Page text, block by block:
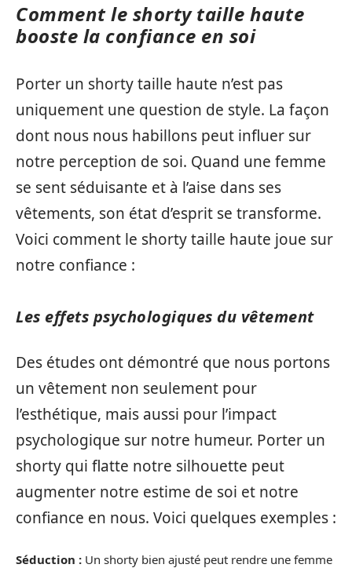
Comment le shorty taille haute
booste la confiance en soi
Porter un shorty taille haute n’est pas
uniquement une question de style. La façon
dont nous nous habillons peut influer sur
notre perception de soi. Quand une femme
se sent séduisante et à l’aise dans ses
vêtements, son état d’esprit se transforme.
Voici comment le shorty taille haute joue sur
notre confiance :
Les effets psychologiques du vêtement
Des études ont démontré que nous portons
un vêtement non seulement pour
l’esthétique, mais aussi pour l’impact
psychologique sur notre humeur. Porter un
shorty qui flatte notre silhouette peut
augmenter notre estime de soi et notre
confiance en nous. Voici quelques exemples :
Séduction : Un shorty bien ajusté peut rendre une femme